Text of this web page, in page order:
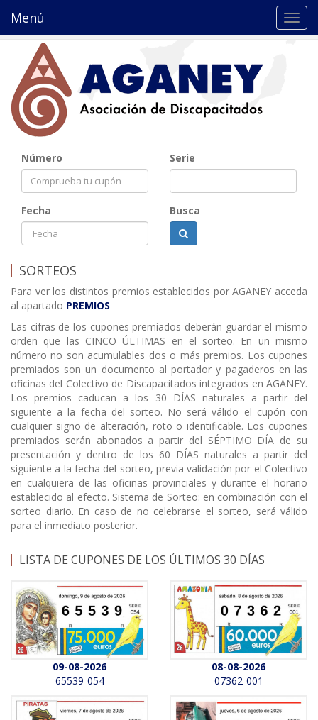
Número Serie
Fecha Busca
Menú
SORTEOS
Para ver los distintos premios establecidos por AGANEY acceda
al apartado PREMIOS
Las cifras de los cupones premiados deberán guardar el mismo
orden que las CINCO ÚLTIMAS en el sorteo. En un mismo
número no son acumulables dos o más premios. Los cupones
premiados son un documento al portador y pagaderos en las
oficinas del Colectivo de Discapacitados integrados en AGANEY.
Los premios caducan a los 30 DÍAS naturales a partir del
siguiente a la fecha del sorteo. No será válido el cupón con
cualquier signo de alteración, roto o identificable. Los cupones
premiados serán abonados a partir del SÉPTIMO DÍA de su
presentación y dentro de los 60 DÍAS naturales a partir del
siguiente a la fecha del sorteo, previa validación por el Colectivo
en cualquiera de las oficinas provinciales y durante el horario
establecido al efecto. Sistema de Sorteo: en combinación con el
sorteo diario. En caso de no celebrarse el sorteo, será válido
para el inmediato posterior.
LISTA DE CUPONES DE LOS ÚLTIMOS 30 DÍAS
09-08-2026
65539-054
08-08-2026
07362-001